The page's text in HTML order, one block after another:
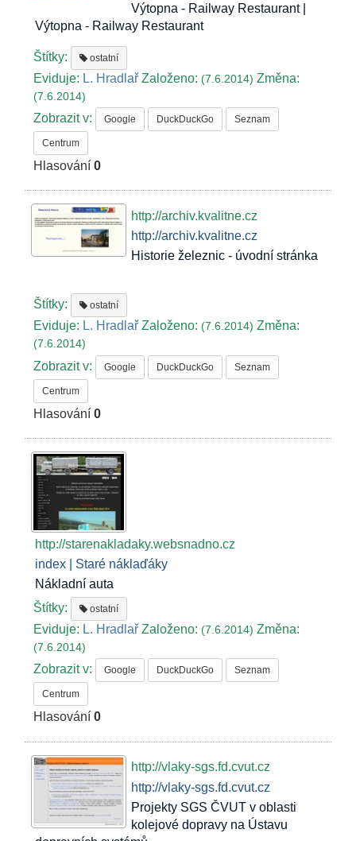
Výtopna - Railway Restaurant |
Výtopna - Railway Restaurant
Štítky: ostatní
Eviduje: L. Hradlař Založeno:(7.6.2014)Změna:
(7.6.2014)
Zobrazit v: Google DuckDuckGo Seznam
Centrum
Hlasování0
http://archiv.kvalitne.cz
http://archiv.kvalitne.cz
Historie železnic - úvodní stránka
Štítky: ostatní
Eviduje: L. Hradlař Založeno:(7.6.2014)Změna:
(7.6.2014)
Zobrazit v: Google DuckDuckGo Seznam
Centrum
Hlasování0
http://starenakladaky.websnadno.cz
index | Staré náklaďáky
Nákladní auta
Štítky:
ostatní
Eviduje: L. Hradlař Založeno:(7.6.2014)Změna:
(7.6.2014)
Zobrazit v: Google DuckDuckGo Seznam
Centrum
Hlasování0
http://vlaky-sgs.fd.cvut.cz
http://vlaky-sgs.fd.cvut.cz
Projekty SGS ČVUT v oblasti
kolejové dopravy na Ústavu